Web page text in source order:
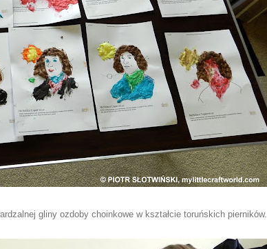
gliny ozdoby choinkowe w kształcie toruńskich pierników.